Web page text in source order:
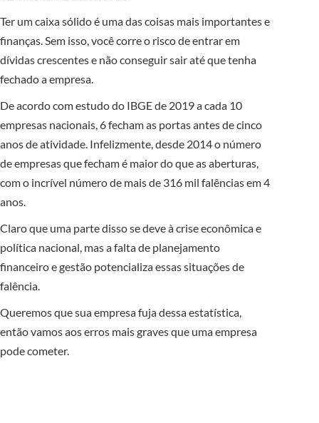
Ter um caixa sólido é uma das coisas mais importantes e
finanças. Sem isso, você corre o risco de entrar em
dívidas crescentes e não conseguir sair até que tenha
fechado a empresa.
De acordo com estudo do IBGE de 2019 a cada 10
empresas nacionais, 6 fecham as portas antes de cinco
anos de atividade. Infelizmente, desde 2014 o número
de empresas que fecham é maior do que as aberturas,
com o incrível número de mais de 316 mil falências em 4
anos.
Claro que uma parte disso se deve à crise econômica e
política nacional, mas a falta de planejamento
financeiro e gestão potencializa essas situações de
falência.
Queremos que sua empresa fuja dessa estatística,
então vamos aos erros mais graves que uma empresa
pode cometer.